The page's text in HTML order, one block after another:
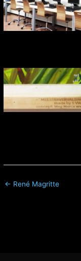
← René Magritte